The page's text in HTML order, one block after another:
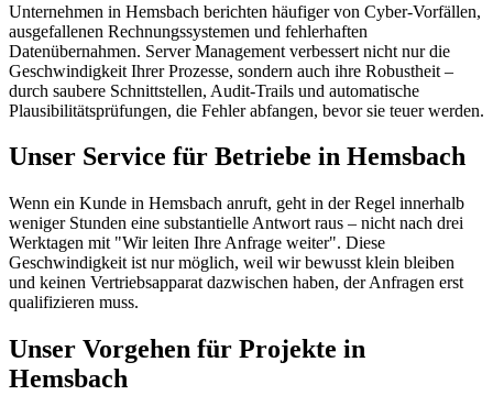
Unternehmen in Hemsbach berichten häufiger von Cyber-Vorfällen,
ausgefallenen Rechnungssystemen und fehlerhaften
Datenübernahmen. Server Management verbessert nicht nur die
Geschwindigkeit Ihrer Prozesse, sondern auch ihre Robustheit –
durch saubere Schnittstellen, Audit-Trails und automatische
Plausibilitätsprüfungen, die Fehler abfangen, bevor sie teuer werden.
Unser Service für Betriebe in Hemsbach
Wenn ein Kunde in Hemsbach anruft, geht in der Regel innerhalb
weniger Stunden eine substantielle Antwort raus – nicht nach drei
Werktagen mit "Wir leiten Ihre Anfrage weiter". Diese
Geschwindigkeit ist nur möglich, weil wir bewusst klein bleiben
und keinen Vertriebsapparat dazwischen haben, der Anfragen erst
qualifizieren muss.
Unser Vorgehen für Projekte in
Hemsbach